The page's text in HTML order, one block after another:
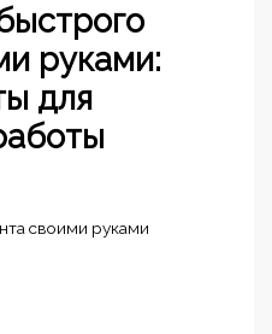
руками:
для
своими руками